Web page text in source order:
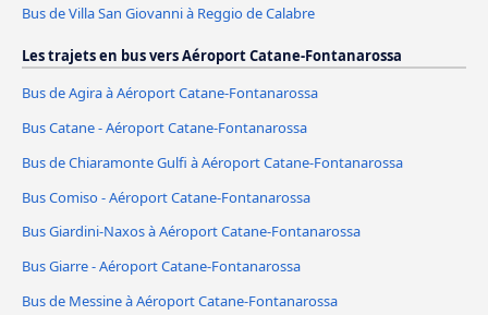
Bus de Villa San Giovanni à Reggio de Calabre
Les trajets en bus vers Aéroport Catane-Fontanarossa
Bus de Agira à Aéroport Catane-Fontanarossa
Bus Catane - Aéroport Catane-Fontanarossa
Bus de Chiaramonte Gulfi à Aéroport Catane-Fontanarossa
Bus Comiso - Aéroport Catane-Fontanarossa
Bus Giardini-Naxos à Aéroport Catane-Fontanarossa
Bus Giarre - Aéroport Catane-Fontanarossa
Bus de Messine à Aéroport Catane-Fontanarossa